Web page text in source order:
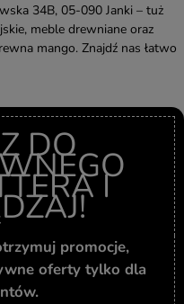
34B, 05-090 Janki – tuż
meble drewniane oraz
mango. Znajdź nas łatwo
DO
I
promocje,
oferty tylko dla